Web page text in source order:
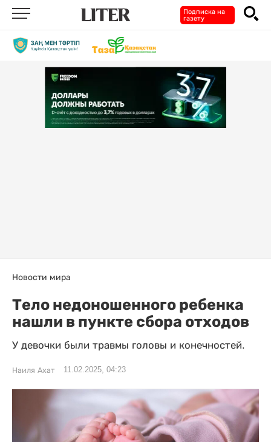
Подписка на
газету
Новости мира
Тело недоношенного ребенка
нашли в пункте сбора отходов
У девочки были травмы головы и конечностей.
Наиля Ахат 11.02.2025, 04:23